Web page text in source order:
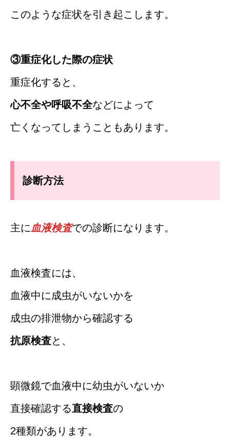
このような症状を引き起こします。
③重症化した際の症状
重症化すると、
心不全や呼吸不全などによって
亡くなってしまうこともあります。
診断方法
主に 血液検査での診断になります。
血液検査には、
血液中に成虫がいないかを
成虫の排泄物から確認する
抗原検査と、
顕微鏡で血液中に幼虫がいないか
直接確認する直接検査の
2種類があります。